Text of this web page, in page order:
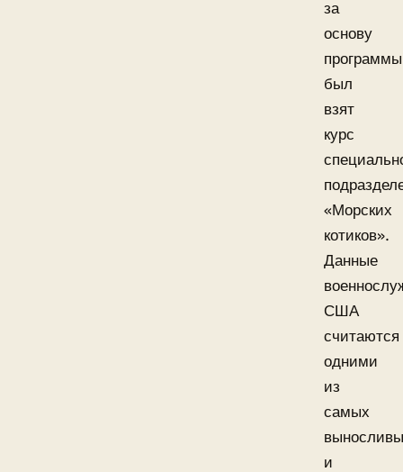
за
основу
программы
был
взят
курс
«Морских
котиков».
Данные
США
считаются
одними
из
самых
и